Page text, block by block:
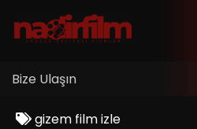
Bize Ulaşın
gizem film izle